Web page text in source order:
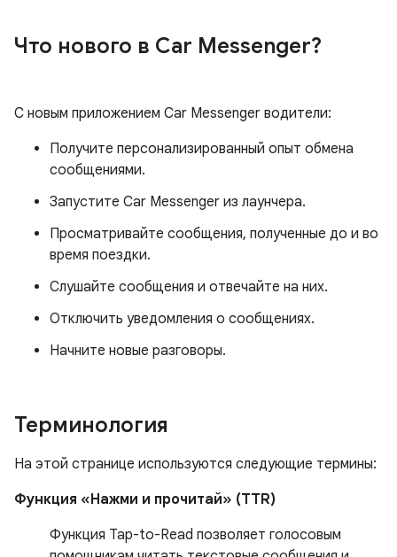
Что нового в Car Messenger?
С новым приложением Car Messenger водители:
Получите персонализированный опыт обмена
сообщениями.
Запустите Car Messenger из лаунчера.
Просматривайте сообщения, полученные до и во
время поездки.
Слушайте сообщения и отвечайте на них.
Отключить уведомления о сообщениях.
Начните новые разговоры.
Терминология
На этой странице используются следующие термины:
Функция «Нажми и прочитай» (TTR)
Функция Tap-to-Read позволяет голосовым